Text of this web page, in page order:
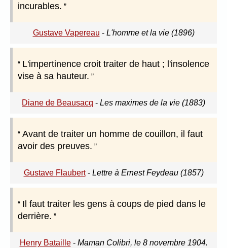
incurables.
Gustave Vapereau - L'homme et la vie (1896)
L'impertinence croit traiter de haut ; l'insolence
vise à sa hauteur.
Diane de Beausacq - Les maximes de la vie (1883)
Avant de traiter un homme de couillon, il faut
avoir des preuves.
Gustave Flaubert- Lettre à Ernest Feydeau (1857)
Il faut traiter les gens à coups de pied dans le
derrière.
Henry Bataille- Maman Colibri, le 8 novembre 1904.